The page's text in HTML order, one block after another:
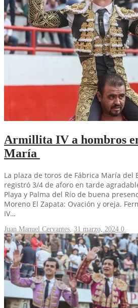
Armillita IV a hombros
María
La plaza de toros de Fábrica María del
registró 3/4 de aforo en tarde
Playa y Palma del Río de buena
Moreno El Zapata: Ovación y oreja.
IV…
Juan Manuel Cervantes 31 marzo, 2024 0